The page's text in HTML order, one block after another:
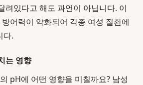
려있다고 해도 과언이 아닙니다. 이
어력이 약화되어 각종 여성 질환에
다.
는 영향
pH에 어떤 영향을 미칠까요? 남성